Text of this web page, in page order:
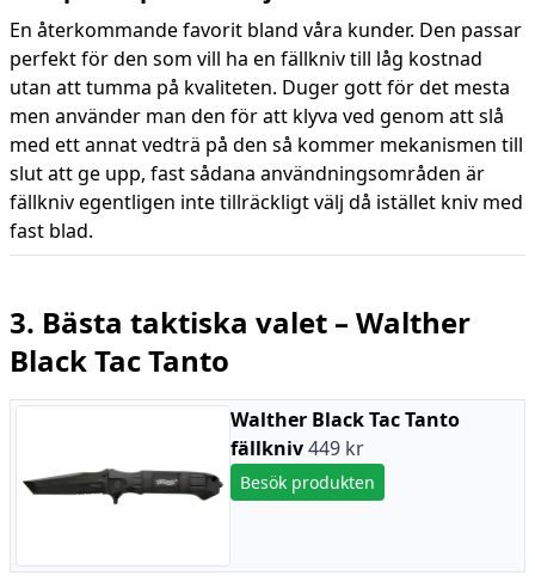
En återkommande favorit bland våra kunder. Den passar
perfekt för den som vill ha en fällkniv till låg kostnad
utan att tumma på kvaliteten. Duger gott för det mesta
men använder man den för att klyva ved genom att slå
med ett annat vedträ på den så kommer mekanismen till
slut att ge upp, fast sådana användningsområden är
fällkniv egentligen inte tillräckligt välj då istället kniv med
fast blad.
3. Bästa taktiska valet – Walther
Black Tac Tanto
Walther Black Tac Tanto
fällkniv449 kr
Besök produkten